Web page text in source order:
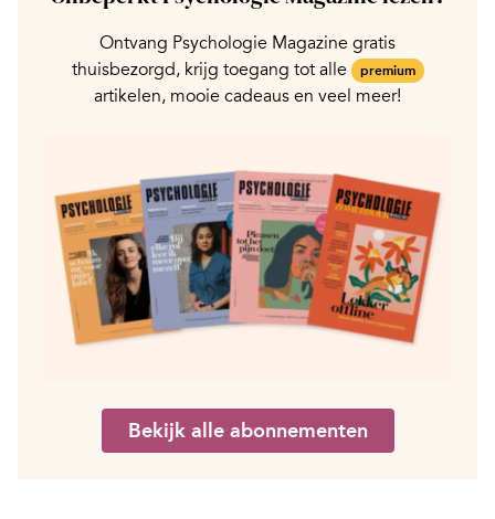
Ontvang Psychologie Magazine gratis
thuisbezorgd, krijg toegang tot alle
premium
artikelen, mooie cadeaus en veel meer!
Bekijk alle abonnementen